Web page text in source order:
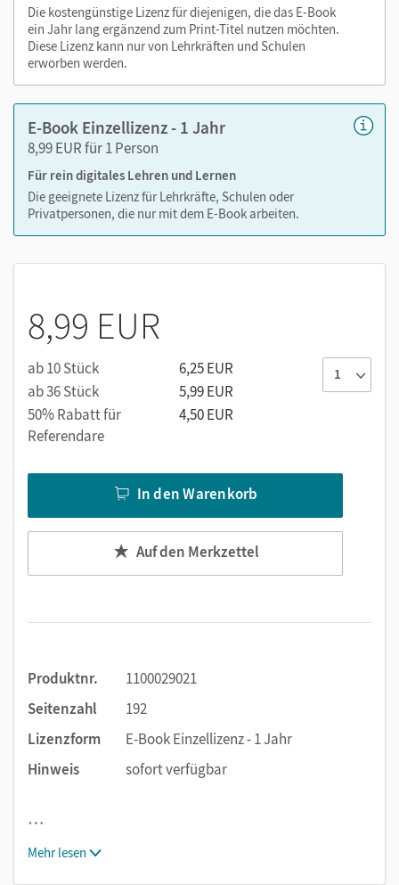
Die kostengünstige Lizenz für diejenigen, die das E-Book
ein Jahr lang ergänzend zum Print-Titel nutzen möchten.
Diese Lizenz kann nur von Lehrkräften und Schulen
erworben werden.
E-Book Einzellizenz - 1 Jahr
8,99 EUR für 1 Person
Für rein digitales Lehren und Lernen
Die geeignete Lizenz für Lehrkräfte, Schulen oder
Privatpersonen, die nur mit dem E-Book arbeiten.
8,99 EUR
ab 10 Stück
6,25 EUR
ab 36 Stück
5,99 EUR
50% Rabatt für
Referendare
4,50 EUR
In den Warenkorb
Auf den Merkzettel
Produktnr.
1100029021
Seitenzahl
192
Lizenzform
E-Book Einzellizenz - 1 Jahr
Hinweis
sofort verfügbar
…
Mehr lesen